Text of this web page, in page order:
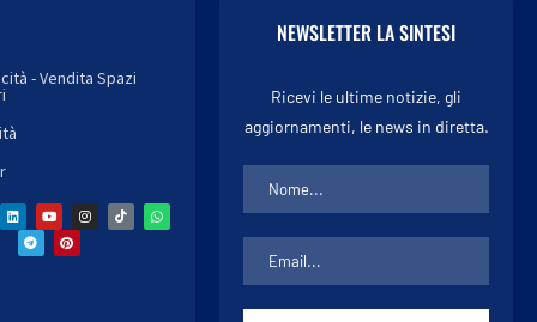
- Vendita Spazi
NEWSLETTER LA SINTESI
Ricevi le ultime notizie, gli
aggiornamenti, le news in diretta.